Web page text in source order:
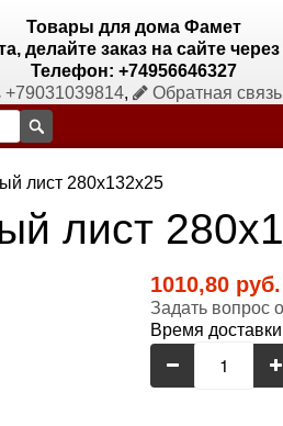
Товары для дома Фамет
делайте заказ на сайте
Телефон: +74956646327
+79031039814,
Обратная связь
лист 280х132х25
лист
1010,80 руб.
Задать вопрос
Время